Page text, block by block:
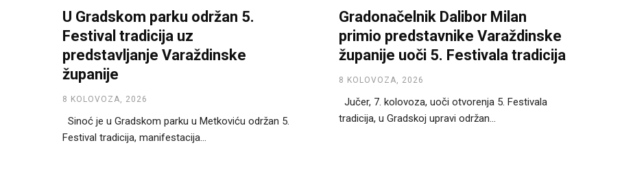
U Gradskom parku održan 5.
Festival tradicija uz
predstavljanje Varaždinske
županije
8 KOLOVOZA, 2026
Sinoć je u Gradskom parku u Metkoviću održan 5.
Festival tradicija, manifestacija...
Gradonačelnik Dalibor Milan
primio predstavnike Varaždinske
županije uoči 5. Festivala tradicija
8 KOLOVOZA, 2026
Jučer, 7. kolovoza, uoči otvorenja 5. Festivala
tradicija, u Gradskoj upravi održan...